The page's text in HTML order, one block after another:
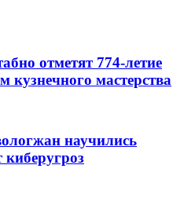
отметят 774-летие
кузнечного мастерства
научились